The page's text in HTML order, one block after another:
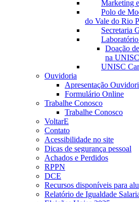
Marketing
Polo de
do Vale do Rio
Secretaria
Doação
na
UNISC
Ouvidoria
Apresentação
Formulário Online
Trabalhe Conosco
Trabalhe Conosco
VoltarE
Contato
Acessibilidade no site
Dicas de segurança pessoal
Achados e Perdidos
RPPN
DCE
Recursos disponíveis para
Relatório de Igualdade